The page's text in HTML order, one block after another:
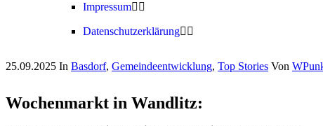
Impressum
Datenschutzerklärung
25.09.2025 In Basdorf, Gemeindeentwicklung, Top Stories Von
Wochenmarkt in Wandlitz: